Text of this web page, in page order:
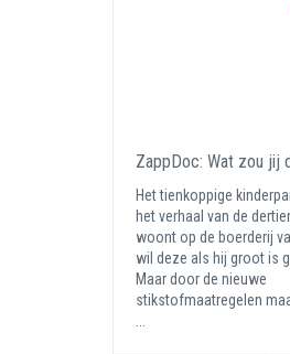
ZappDoc: Wat zou jij
Het tienkoppige
het verhaal van de
woont op de boerderij
wil deze als hij groot is
Maar door de nieuwe
stikstofmaatregelen